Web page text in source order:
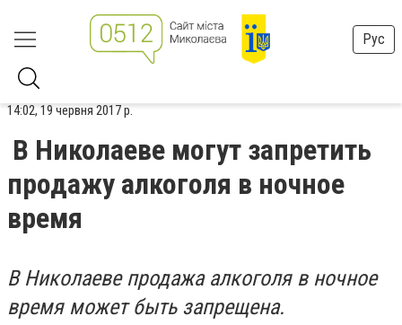
Рус
14:02, 19 червня 2017 р.
В Николаеве могут запретить
продажу алкоголя в ночное
время
В Николаеве продажа алкоголя в ночное
время может быть запрещена.